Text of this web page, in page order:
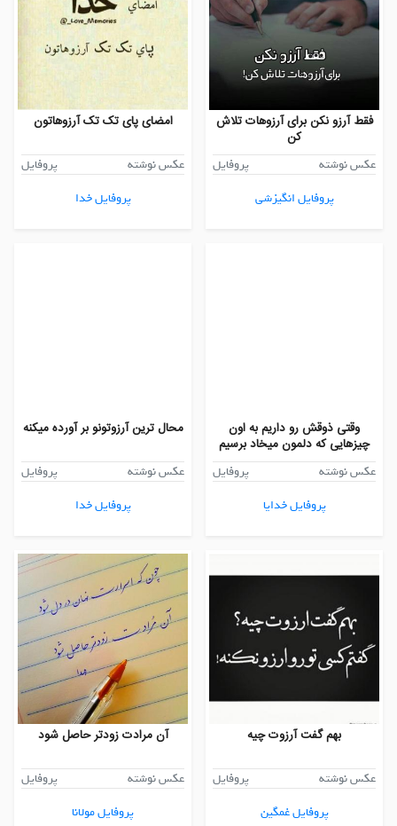
فقط آرزو نکن برای آرزوهات تلاش
کن
عکس نوشته
پروفایل
پروفایل انگیزشی
امضای پای تک تک آرزوهاتون
عکس نوشته
پروفایل
پروفایل خدا
وقتی ذوقش رو داریم به اون
چیزهایی که دلمون میخاد برسیم
عکس نوشته
پروفایل
پروفایل خدایا
محال ترین آرزوتونو بر آورده میکنه
عکس نوشته
پروفایل
پروفایل خدا
بهم گفت آرزوت چیه
عکس نوشته
پروفایل
پروفایل غمگین
آن مرادت زودتر حاصل شود
عکس نوشته
پروفایل
پروفایل مولانا